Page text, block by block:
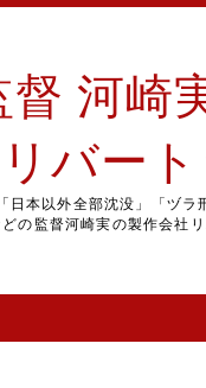
督 河崎
バー
日本以外全部沈没」「ヅラ
の監督河崎実の製作会社リ